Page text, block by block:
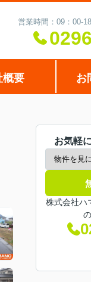
営業時間：09：00-
概要 お
お気軽
株式会社